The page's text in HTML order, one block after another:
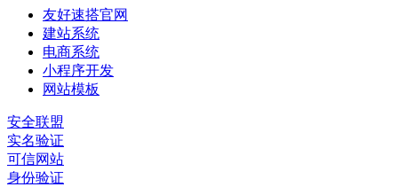
友好速搭官网
建站系统
电商系统
小程序开发
网站模板
安全联盟
实名验证
可信网站
身份验证